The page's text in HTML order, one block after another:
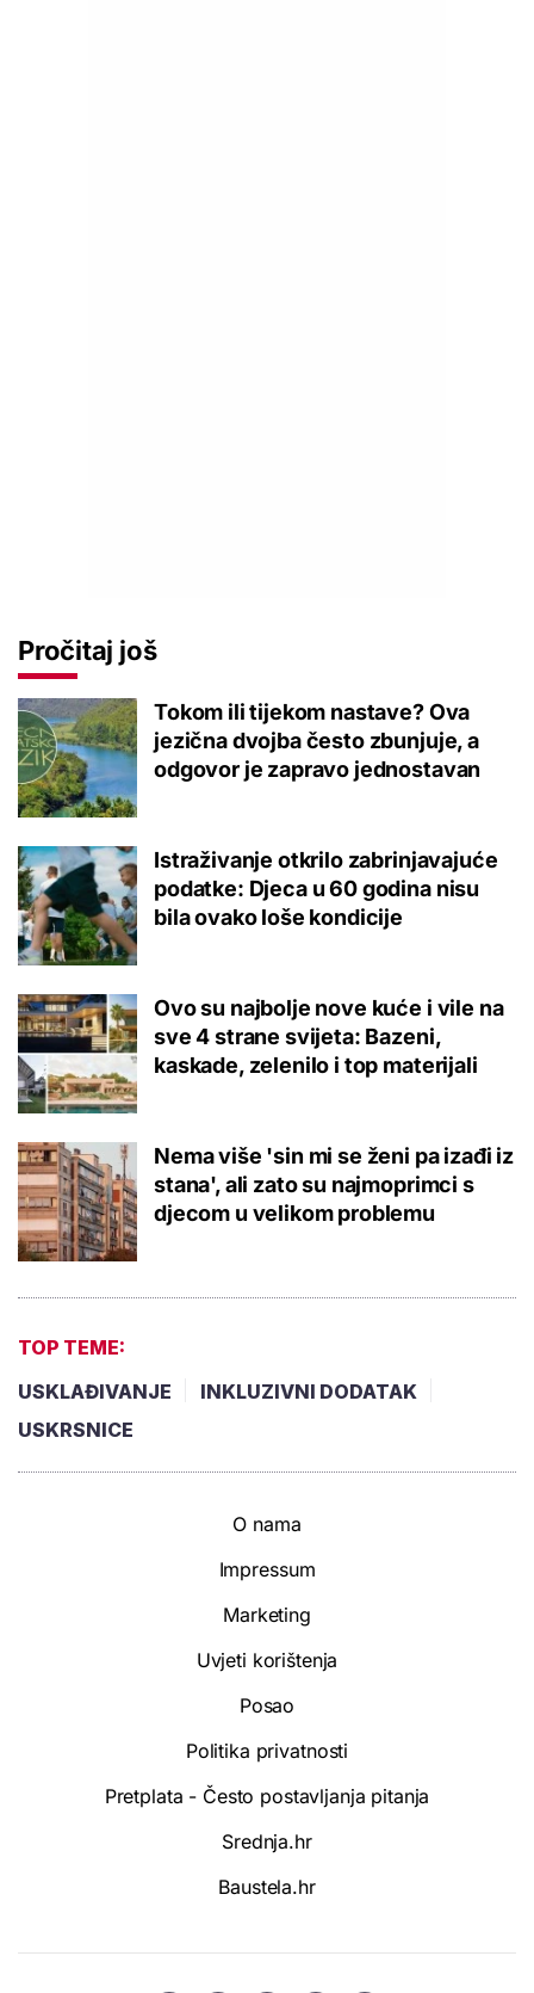
Pročitaj još
Tokom ili tijekom nastave? Ova
jezična dvojba često zbunjuje, a
odgovor je zapravo jednostavan
Istraživanje otkrilo zabrinjavajuće
podatke: Djeca u 60 godina nisu
bila ovako loše kondicije
Ovo su najbolje nove kuće i vile na
sve 4 strane svijeta: Bazeni,
kaskade, zelenilo i top materijali
Nema više 'sin mi se ženi pa izađi iz
stana', ali zato su najmoprimci s
djecom u velikom problemu
TOP TEME:
USKLAĐIVANJE
INKLUZIVNI DODATAK
USKRSNICE
O nama
Impressum
Marketing
Uvjeti korištenja
Posao
Politika privatnosti
Pretplata - Često postavljanja pitanja
Srednja.hr
Baustela.hr